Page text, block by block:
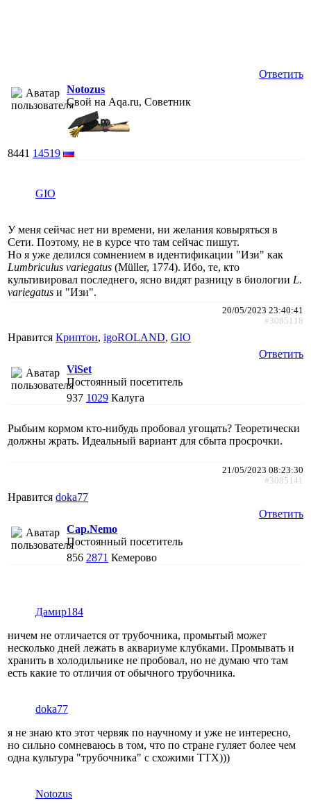
Ответить
Notozus
Свой на Aqa.ru, Советник
8441 14519
GIO
У меня сейчас нет ни времени, ни желания ковыряться в
Сети. Поэтому, не в курсе что там сейчас пишут.
Но я уже делился сомнением в идентификации "Изи" как
Lumbriculus variegatus (Müller, 1774). Ибо, те, кто
культивировал последнего, ясно видят разницу в биологии L.
variegatus и "Изи".
20/05/2023 23:40:41
#3085118
Нравится Криптон, igoROLAND, GIO
Ответить
ViSet
Постоянный посетитель
937 1029 Калуга
Рыбьим кормом кто-нибудь пробовал угощать? Теоретически
должны жрать. Идеальный вариант для сбыта просрочки.
21/05/2023 08:23:30
#3085141
Нравится doka77
Ответить
Cap.Nemo
Постоянный посетитель
856 2871 Кемерово
Дамир184
ничем не отличается от трубочника, промытый может
несколько дней лежать в аквариуме клубками. Промывать и
хранить в холодильнике не пробовал, но не думаю что там
есть какие то отличия от обычного трубочника.
doka77
я не знаю кто этот червяк по научному и уже не интересно,
но сильно сомневаюсь в том, что по стране гуляет более чем
одна культура "трубочника" с схожими ТТХ)))
Notozus